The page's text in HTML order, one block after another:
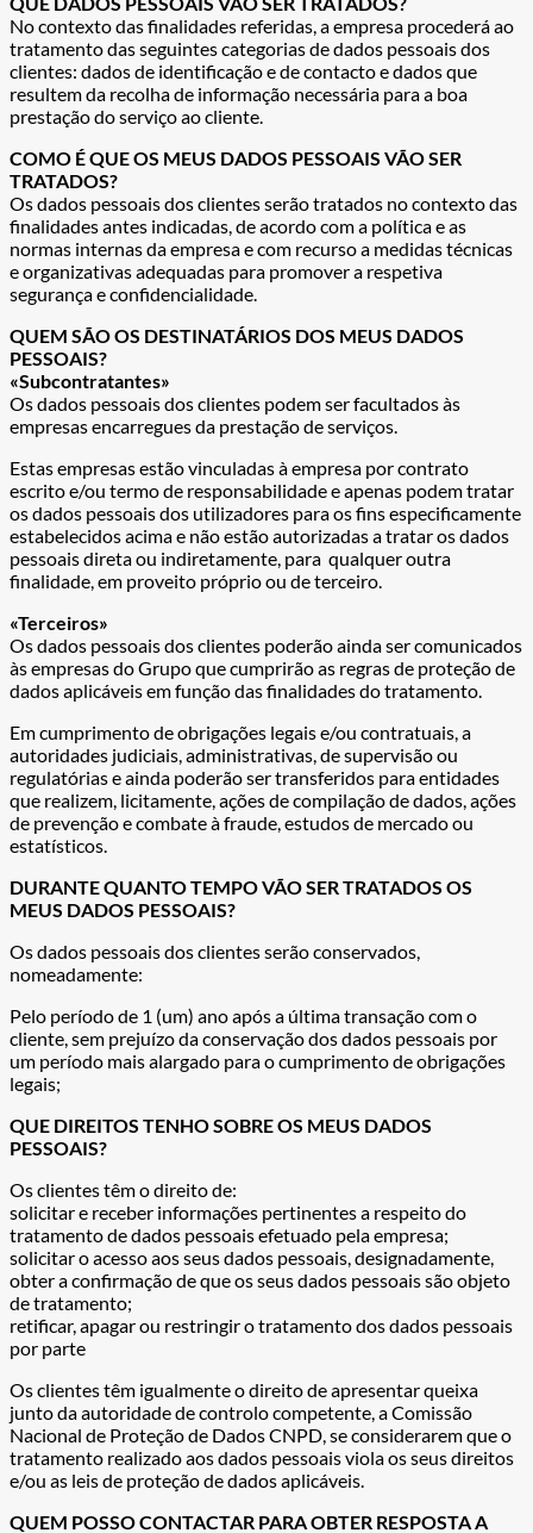
No contexto das finalidades referidas, a empresa procederá ao
tratamento das seguintes categorias de dados pessoais dos
clientes: dados de identificação e de contacto e dados que
resultem da recolha de informação necessária para a boa
prestação do serviço ao cliente.
COMO É QUE OS MEUS DADOS PESSOAIS VÃO SER
TRATADOS?
Os dados pessoais dos clientes serão tratados no contexto das
finalidades antes indicadas, de acordo com a política e as
normas internas da empresa e com recurso a medidas técnicas
e organizativas adequadas para promover a respetiva
segurança e confidencialidade.
QUEM SÃO OS DESTINATÁRIOS DOS MEUS DADOS
PESSOAIS?
«Subcontratantes»
Os dados pessoais dos clientes podem ser facultados às
empresas encarregues da prestação de serviços.
Estas empresas estão vinculadas à empresa por contrato
escrito e/ou termo de responsabilidade e apenas podem tratar
os dados pessoais dos utilizadores para os fins especificamente
estabelecidos acima e não estão autorizadas a tratar os dados
pessoais direta ou indiretamente, para qualquer outra
finalidade, em proveito próprio ou de terceiro.
«Terceiros»
Os dados pessoais dos clientes poderão ainda ser comunicados
às empresas do Grupo que cumprirão as regras de proteção de
dados aplicáveis em função das finalidades do tratamento.
Em cumprimento de obrigações legais e/ou contratuais, a
autoridades judiciais, administrativas, de supervisão ou
regulatórias e ainda poderão ser transferidos para entidades
que realizem, licitamente, ações de compilação de dados, ações
de prevenção e combate à fraude, estudos de mercado ou
estatísticos.
DURANTE QUANTO TEMPO VÃO SER TRATADOS OS
MEUS DADOS PESSOAIS?
Os dados pessoais dos clientes serão conservados,
nomeadamente:
Pelo período de 1 (um) ano após a última transação com o
cliente, sem prejuízo da conservação dos dados pessoais por
um período mais alargado para o cumprimento de obrigações
legais;
QUE DIREITOS TENHO SOBRE OS MEUS DADOS
PESSOAIS?
Os clientes têm o direito de:
solicitar e receber informações pertinentes a respeito do
tratamento de dados pessoais efetuado pela empresa;
solicitar o acesso aos seus dados pessoais, designadamente,
obter a confirmação de que os seus dados pessoais são objeto
de tratamento;
retificar, apagar ou restringir o tratamento dos dados pessoais
por parte
Os clientes têm igualmente o direito de apresentar queixa
junto da autoridade de controlo competente, a Comissão
Nacional de Proteção de Dados CNPD, se considerarem que o
tratamento realizado aos dados pessoais viola os seus direitos
e/ou as leis de proteção de dados aplicáveis.
QUEM POSSO CONTACTAR PARA OBTER RESPOSTA A